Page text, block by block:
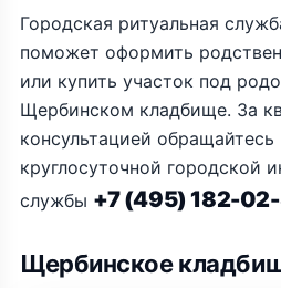
Городская ритуальная
поможет оформить
или купить участок под
Щербинском кладбище. За
консультацией
круглосуточной городской
службы +7 (495) 182-
Щербинское